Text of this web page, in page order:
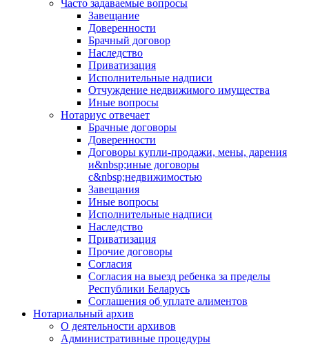
Часто задаваемые вопросы
Завещание
Доверенности
Брачный договор
Наследство
Приватизация
Исполнительные надписи
Отчуждение недвижимого имущества
Иные вопросы
Нотариус отвечает
Брачные договоры
Доверенности
Договоры купли-продажи, мены, дарения
и&nbsp;иные договоры
с&nbsp;недвижимостью
Завещания
Иные вопросы
Исполнительные надписи
Наследство
Приватизация
Прочие договоры
Согласия
Согласия на выезд ребенка за пределы
Республики Беларусь
Соглашения об уплате алиментов
Нотариальный архив
О деятельности архивов
Административные процедуры